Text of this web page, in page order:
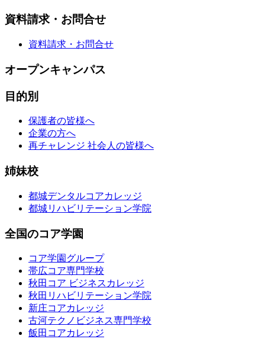
資料請求・お問合せ
資料請求・お問合せ
オープンキャンパス
目的別
保護者の皆様へ
企業の方へ
再チャレンジ 社会人の皆様へ
姉妹校
都城デンタルコアカレッジ
都城リハビリテーション学院
全国のコア学園
コア学園グループ
帯広コア専門学校
秋田コア ビジネスカレッジ
秋田リハビリテーション学院
新庄コアカレッジ
古河テクノビジネス専門学校
飯田コアカレッジ